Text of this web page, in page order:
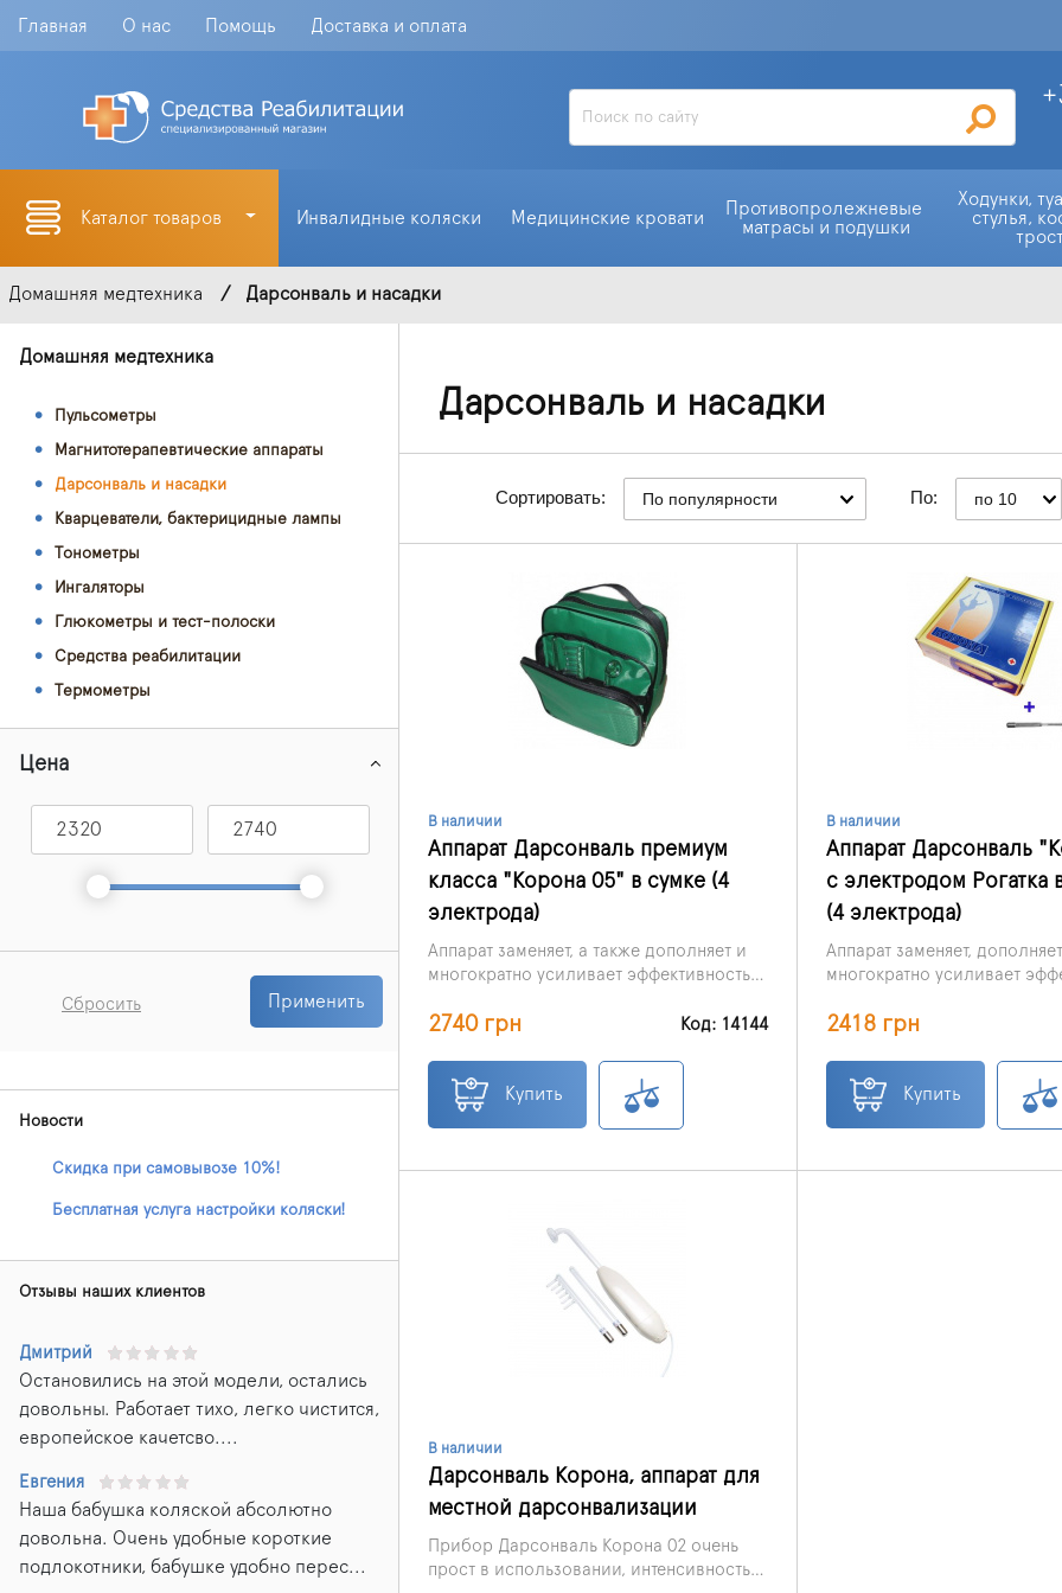
Главная О нас Помощь Доставка и оплата
Каталог товаров Инвалидные коляски Медицинские кровати
Противопролежневые
матрасы и подушки
Ходунки,
стулья,
Домашняя медтехника Дарсонваль и насадки
Домашняя медтехника
Пульсометры
Магнитотерапевтические аппараты
Дарсонваль и насадки
Кварцеватели, бактерицидные лампы
Тонометры
Ингаляторы
Глюкометры и тест-полоски
Средства реабилитации
Термометры
Цена
Сбросить Применить
Новости
Скидка при самовывозе 10%!
Бесплатная услуга настройки коляски!
Отзывы наших клиентов
Дмитрий
Остановились на этой модели, остались
довольны. Работает тихо, легко чистится,
европейское качетсво....
Евгения
Наша бабушка коляской абсолютно
довольна. Очень удобные короткие
подлокотники, бабушке удобно перес...
Дарсонваль и насадки
Сортировать: По популярности По: по 10
В наличии
Аппарат Дарсонваль премиум
класса "Корона 05" в сумке (4
электрода)
Аппарат заменяет, а также дополняет и
многократно усиливает эффективность
уникальными возможностями для
заболеваний. Новая модель дарсонваль
"КОРОНА-5" отличается от предыдущей
более мощным и стабильным разрядом,
2740 грн Код: 14144
Купить
В наличии
Аппарат Дарсонваль
с электродом Рогатка
(4 электрода)
Аппарат заменяет,
многократно усиливает
уникальными,свойствами и
лечения не только
но и неврологических,
респираторных и многих
2418 грн
Купить
В наличии
Дарсонваль Корона, аппарат для
местной дарсонвализации
Прибор Дарсонваль Корона 02 очень
прост в использовании, интенсивность